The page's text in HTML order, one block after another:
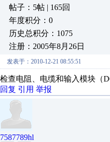
帖子：5帖 | 165回
年度积分：0
历史总积分：1075
注册：2005年8月26日
发表于：2010-12-21 08:55:51
检查电阻、电缆和输入模块（
回复 引用 举报
7587789hl